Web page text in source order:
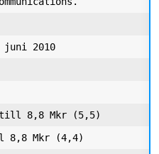
2010
till 8,8 Mkr (5,5)
8,8 Mkr (4,4)